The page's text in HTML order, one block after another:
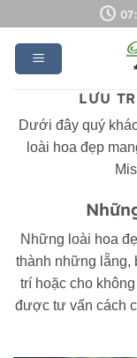
qua
dung
LƯU
Dưới đây quý
loài hoa đẹp
Những loài hoa
thành những lẵng,
trí hoặc cho
được tư vấn cách